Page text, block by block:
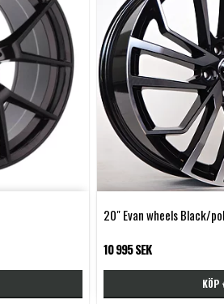
20" Evan wheels Black/
10 995 SEK
KÖP